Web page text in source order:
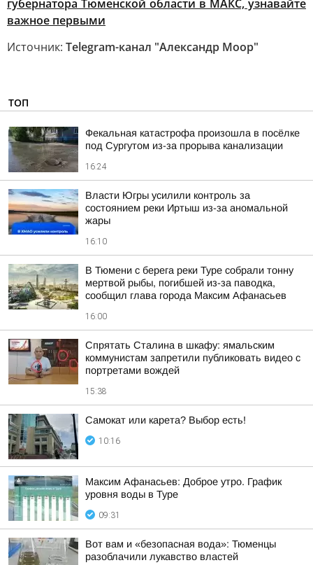
губернатора Тюменской области в МАКС, узнавайте
важное первыми
Источник: Telegram-канал "Александр Моор"
ТОП
Фекальная катастрофа произошла в посёлке
под Сургутом из-за прорыва канализации
16:24
Власти Югры усилили контроль за
состоянием реки Иртыш из-за аномальной
жары
16:10
В Тюмени с берега реки Туре собрали тонну
мертвой рыбы, погибшей из-за паводка,
сообщил глава города Максим Афанасьев
16:00
Спрятать Сталина в шкафу: ямальским
коммунистам запретили публиковать видео с
портретами вождей
15:38
Самокат или карета? Выбор есть!
10:16
Максим Афанасьев: Доброе утро. График
уровня воды в Туре
09:31
Вот вам и «безопасная вода»: Тюменцы
разоблачили лукавство властей